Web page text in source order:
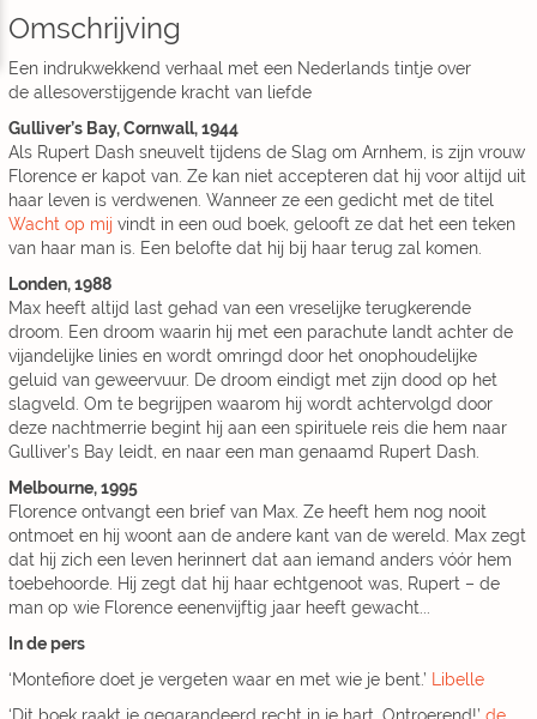
Omschrijving
Een indrukwekkend verhaal met een Nederlands tintje over
de allesoverstijgende kracht van liefde
Gulliver’s Bay, Cornwall, 1944
Als Rupert Dash sneuvelt tijdens de Slag om Arnhem, is zijn vrouw
Florence er kapot van. Ze kan niet accepteren dat hij voor altijd uit
haar leven is verdwenen. Wanneer ze een gedicht met de titel
Wacht op mij vindt in een oud boek, gelooft ze dat het een teken
van haar man is. Een belofte dat hij bij haar terug zal komen.
Londen, 1988
Max heeft altijd last gehad van een vreselijke terugkerende
droom. Een droom waarin hij met een parachute landt achter de
vijandelijke linies en wordt omringd door het onophoudelijke
geluid van geweervuur. De droom eindigt met zijn dood op het
slagveld. Om te begrijpen waarom hij wordt achtervolgd door
deze nachtmerrie begint hij aan een spirituele reis die hem naar
Gulliver’s Bay leidt, en naar een man genaamd Rupert Dash.
Melbourne, 1995
Florence ontvangt een brief van Max. Ze heeft hem nog nooit
ontmoet en hij woont aan de andere kant van de wereld. Max zegt
dat hij zich een leven herinnert dat aan iemand anders vóór hem
toebehoorde. Hij zegt dat hij haar echtgenoot was, Rupert – de
man op wie Florence eenenvijftig jaar heeft gewacht...
In de pers
‘Montefiore doet je vergeten waar en met wie je bent.’ Libelle